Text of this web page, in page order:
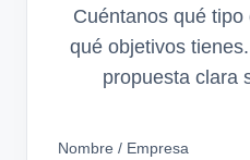
Cuéntanos qué
qué objetivos
propuesta clara
Nombre / Empresa